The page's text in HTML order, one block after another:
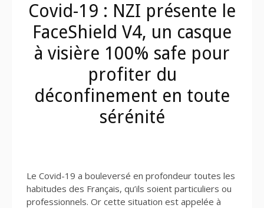
Covid-19 : NZI présente le
FaceShield V4, un casque
à visière 100% safe pour
profiter du
déconfinement en toute
sérénité
Le Covid-19 a bouleversé en profondeur toutes les
habitudes des Français, qu’ils soient particuliers ou
professionnels. Or cette situation est appelée à